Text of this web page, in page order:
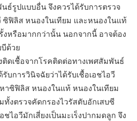
ธ์รูปแบบอื่น จึงควรได้รับการตรวจ
ซิฟิลิส หนองในเทียม และหนองในแท้
งหรือมากกว่านั้น นอกจากนี้ อาจต้อง
ด้วย
ติดเชื้อจากโรคติดต่อทางเพศสัมพันธ์
บการวินิจฉัยว่าได้รับเชื้อเอชไอวี
าซิฟิลิส หนองในแท้ หนองในเทียม
ทั้งตรวจคัดกรองไวรัสตับอักเสบซี
ไอวีมักเสี่ยงเป็นมะเร็งปากมดลูก จึง